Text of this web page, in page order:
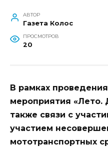
АВТОР
Газета Колос
ПРОСМОТРОВ
20
В рамках
мероприятия «Лето.
также связи с
участием
мототранспортных